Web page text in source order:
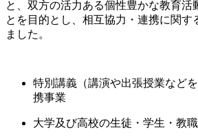
と、双方の活力ある個性豊かな教育活
とを目的とし、相互協力・連携に関す
ました。
特別講義（講演や出張授業など
携事業
大学及び高校の生徒・学生・教